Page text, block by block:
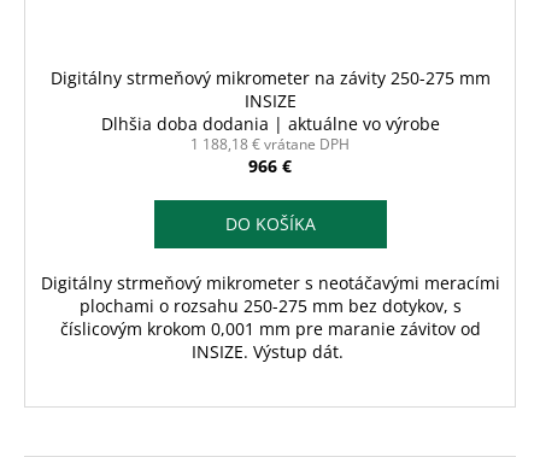
Digitálny strmeňový mikrometer na závity 250-275 mm
INSIZE
Dlhšia doba dodania | aktuálne vo výrobe
1 188,18 € vrátane DPH
966 €
DO KOŠÍKA
Digitálny strmeňový mikrometer s neotáčavými meracími
plochami o rozsahu 250-275 mm bez dotykov, s
číslicovým krokom 0,001 mm pre maranie závitov od
INSIZE. Výstup dát.